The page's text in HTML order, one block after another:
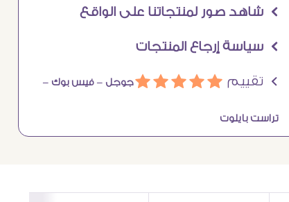
Ö شاهد صور لمنتجاتنا على الواقع
Ö سياسة إرجاع المنتجات
Ö تقييم áááááجوجل – فيس بوك –
تراست بايلوت